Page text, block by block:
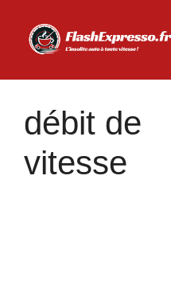
contenu
débit de
vitesse